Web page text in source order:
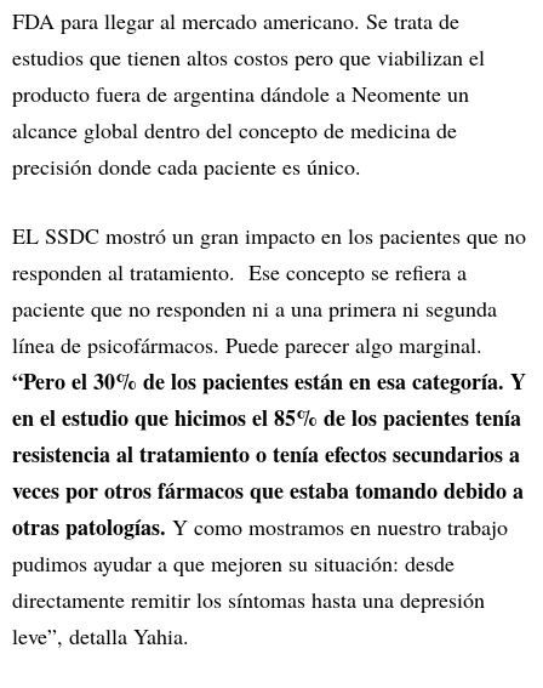
FDA para llegar al mercado americano. Se trata de
estudios que tienen altos costos pero que viabilizan el
producto fuera de argentina dándole a Neomente un
alcance global dentro del concepto de medicina de
precisión donde cada paciente es único.
EL SSDC mostró un gran impacto en los pacientes que no
responden al tratamiento. Ese concepto se refiera a
paciente que no responden ni a una primera ni segunda
línea de psicofármacos. Puede parecer algo marginal.
“Pero el 30% de los pacientes están en esa categoría. Y
en el estudio que hicimos el 85% de los pacientes tenía
resistencia al tratamiento o tenía efectos secundarios a
veces por otros fármacos que estaba tomando debido a
otras patologías. Y como mostramos en nuestro trabajo
pudimos ayudar a que mejoren su situación: desde
directamente remitir los síntomas hasta una depresión
leve”, detalla Yahia.